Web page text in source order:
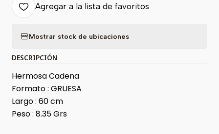
Agregar a la lista de favoritos
Mostrar stock de ubicaciones
DESCRIPCIÓN
Hermosa Cadena
Formato : GRUESA
Largo : 60 cm
Peso : 8.35 Grs